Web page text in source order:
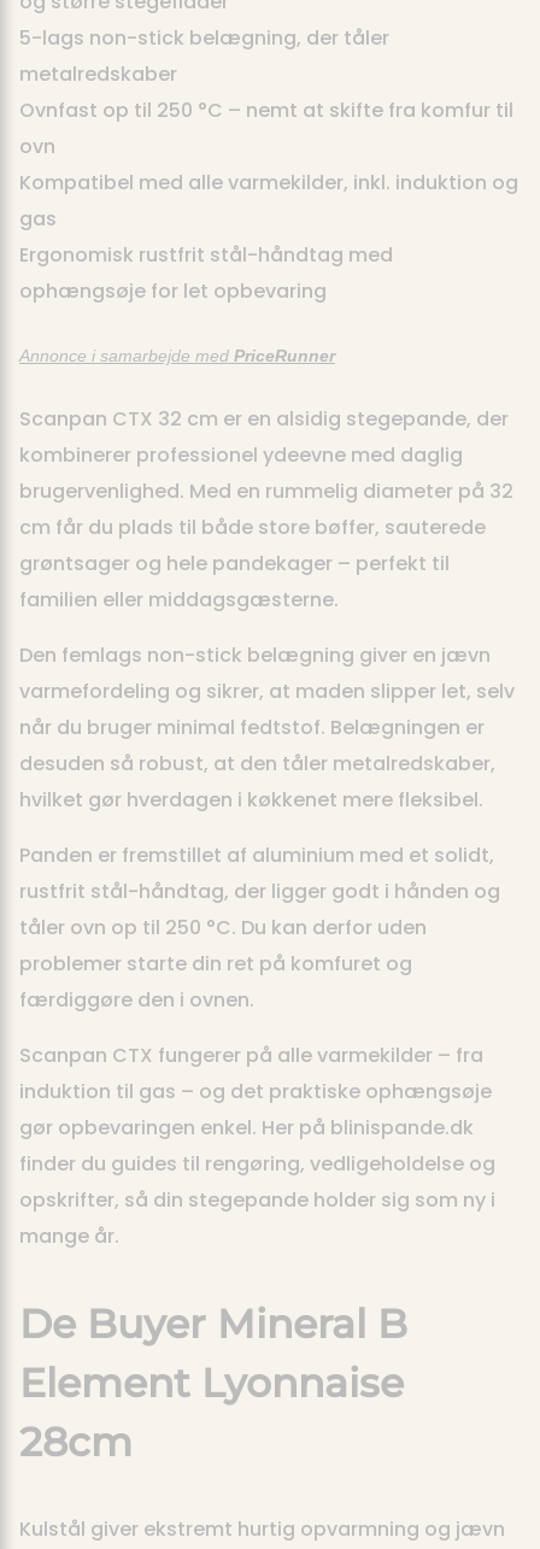
5-lags non-stick belægning, der tåler
metalredskaber
Ovnfast op til 250 °C – nemt at skifte fra komfur til
ovn
Kompatibel med alle varmekilder, inkl. induktion og
gas
Ergonomisk rustfrit stål-håndtag med
ophængsøje for let opbevaring
Annonce i samarbejde med PriceRunner
Scanpan CTX 32 cm er en alsidig stegepande, der
kombinerer professionel ydeevne med daglig
brugervenlighed. Med en rummelig diameter på 32
cm får du plads til både store bøffer, sauterede
grøntsager og hele pandekager – perfekt til
familien eller middagsgæsterne.
Den femlags non-stick belægning giver en jævn
varmefordeling og sikrer, at maden slipper let, selv
når du bruger minimal fedtstof. Belægningen er
desuden så robust, at den tåler metalredskaber,
hvilket gør hverdagen i køkkenet mere fleksibel.
Panden er fremstillet af aluminium med et solidt,
rustfrit stål-håndtag, der ligger godt i hånden og
tåler ovn op til 250 °C. Du kan derfor uden
problemer starte din ret på komfuret og
færdiggøre den i ovnen.
Scanpan CTX fungerer på alle varmekilder – fra
induktion til gas – og det praktiske ophængsøje
gør opbevaringen enkel. Her på blinispande.dk
finder du guides til rengøring, vedligeholdelse og
opskrifter, så din stegepande holder sig som ny i
mange år.
De Buyer Mineral B
Element Lyonnaise
28cm
Kulstål giver ekstremt hurtig opvarmning og jævn